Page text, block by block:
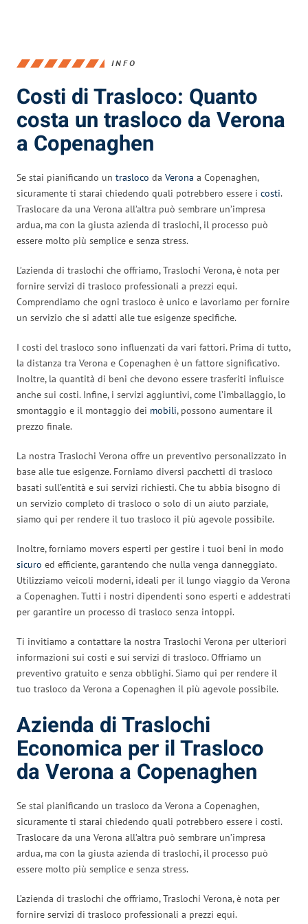
INFO
Costi di Trasloco: Quanto
costa un trasloco da Verona
a Copenaghen
Se stai pianificando un trasloco da Verona a Copenaghen,
sicuramente ti starai chiedendo quali potrebbero essere i costi.
Traslocare da una Verona all’altra può sembrare un’impresa
ardua, ma con la giusta azienda di traslochi, il processo può
essere molto più semplice e senza stress.
L’azienda di traslochi che offriamo, Traslochi Verona, è nota per
fornire servizi di trasloco professionali a prezzi equi.
Comprendiamo che ogni trasloco è unico e lavoriamo per fornire
un servizio che si adatti alle tue esigenze specifiche.
I costi del trasloco sono influenzati da vari fattori. Prima di tutto,
la distanza tra Verona e Copenaghen è un fattore significativo.
Inoltre, la quantità di beni che devono essere trasferiti influisce
anche sui costi. Infine, i servizi aggiuntivi, come l’imballaggio, lo
smontaggio e il montaggio dei mobili, possono aumentare il
prezzo finale.
La nostra Traslochi Verona offre un preventivo personalizzato in
base alle tue esigenze. Forniamo diversi pacchetti di trasloco
basati sull’entità e sui servizi richiesti. Che tu abbia bisogno di
un servizio completo di trasloco o solo di un aiuto parziale,
siamo qui per rendere il tuo trasloco il più agevole possibile.
Inoltre, forniamo movers esperti per gestire i tuoi beni in modo
sicuro ed efficiente, garantendo che nulla venga danneggiato.
Utilizziamo veicoli moderni, ideali per il lungo viaggio da Verona
a Copenaghen. Tutti i nostri dipendenti sono esperti e addestrati
per garantire un processo di trasloco senza intoppi.
Ti invitiamo a contattare la nostra Traslochi Verona per ulteriori
informazioni sui costi e sui servizi di trasloco. Offriamo un
preventivo gratuito e senza obblighi. Siamo qui per rendere il
tuo trasloco da Verona a Copenaghen il più agevole possibile.
Azienda di Traslochi
Economica per il Trasloco
da Verona a Copenaghen
Se stai pianificando un trasloco da Verona a Copenaghen,
sicuramente ti starai chiedendo quali potrebbero essere i costi.
Traslocare da una Verona all’altra può sembrare un’impresa
ardua, ma con la giusta azienda di traslochi, il processo può
essere molto più semplice e senza stress.
L’azienda di traslochi che offriamo, Traslochi Verona, è nota per
fornire servizi di trasloco professionali a prezzi equi.